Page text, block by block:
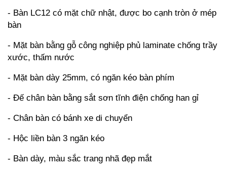
- Bàn LC12 có mặt chữ nhật, được bo cạnh tròn ở mép
bàn
- Mặt bàn bằng gỗ công nghiệp phủ laminate chống trầy
xước, thấm nước
- Mặt bàn dày 25mm, có ngăn kéo bàn phím
- Đế chân bàn bằng sắt sơn tĩnh điện chống han gỉ
- Chân bàn có bánh xe di chuyển
- Hộc liền bàn 3 ngăn kéo
- Bàn dày, màu sắc trang nhã đẹp mắt